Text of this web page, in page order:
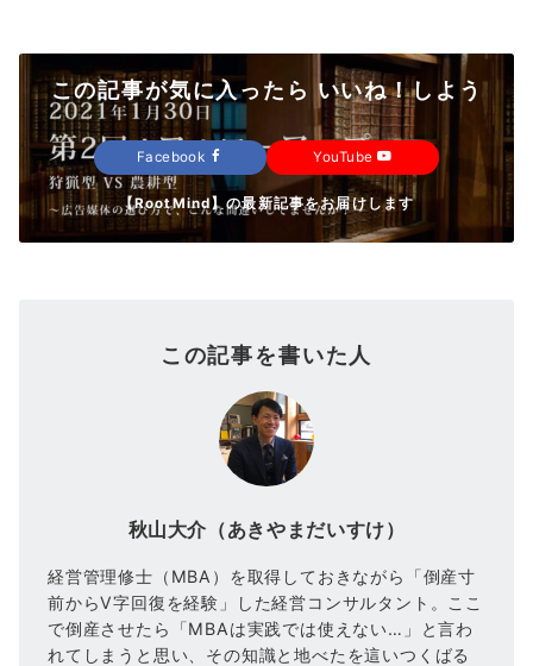
この記事が気に入ったら いいね！しよう
Facebook YouTube
【RootMind】の最新記事をお届けします
この記事を書いた人
秋山大介（あきやまだいすけ）
経営管理修士（MBA）を取得しておきながら「倒産寸
前からV字回復を経験」した経営コンサルタント。ここ
で倒産させたら「MBAは実践では使えない…」と言わ
れてしまうと思い、その知識と地べたを這いつくばる